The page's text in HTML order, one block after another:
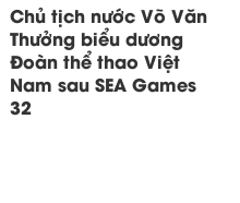
Chủ tịch nước Võ Văn
Thưởng biểu dương
Đoàn thể thao Việt
Nam sau SEA Games
32